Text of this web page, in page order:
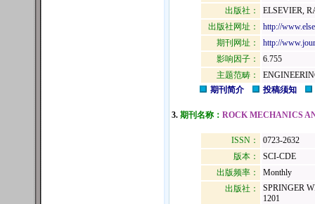
出版社：
ELSEVIER,
出版社网址：
http://
期刊网址：
http://
影响因子：
6.755
主题范畴：
期刊简介
投稿须知
3. 期刊名称： ROCK MECHANICS
ISSN：
0723-2632
版本：
SCI-CDE
出版频率：
Monthly
出版社：
SPRINGER
1201